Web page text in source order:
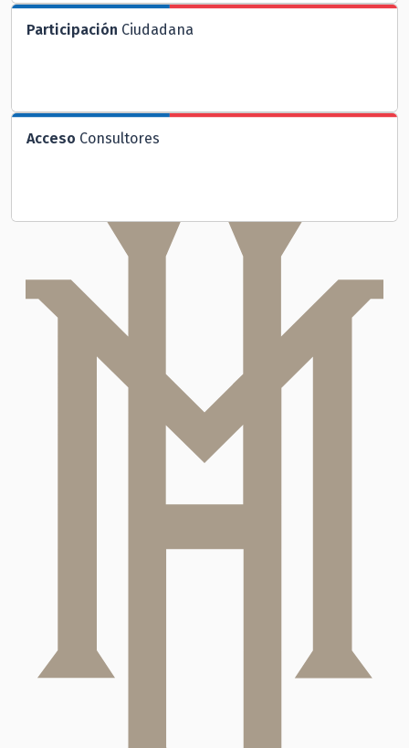
Participación Ciudadana
Acceso Consultores